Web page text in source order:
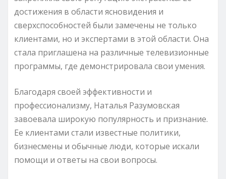
достижения в области ясновидения и
сверхспособностей были замечены не только
клиентами, но и экспертами в этой области. Она
стала приглашена на различные телевизионные
программы, где демонстрировала свои умения.
Благодаря своей эффективности и
профессионализму, Наталья Разумовская
завоевала широкую популярность и признание.
Ее клиентами стали известные политики,
бизнесмены и обычные люди, которые искали
помощи и ответы на свои вопросы.